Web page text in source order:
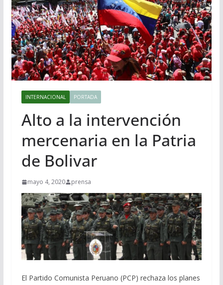
INTERNACIONAL PORTADA
Alto a la intervención
mercenaria en la Patria
de Bolivar
mayo 4, 2020 prensa
El Partido Comunista Peruano (PCP) rechaza los planes